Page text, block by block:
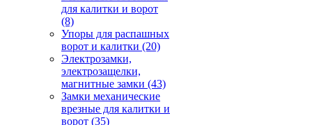
для калитки и ворот
(8)
Упоры для распашных
ворот и калитки (20)
Электрозамки,
электрозащелки,
магнитные замки (43)
Замки механические
врезные для калитки и
ворот (35)